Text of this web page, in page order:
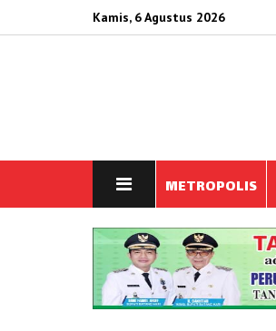
Kamis, 6 Agustus 2026
METROPOLIS